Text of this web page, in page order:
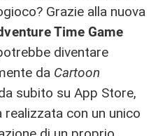
Grazie alla nuova
Time Game
diventare
da Cartoon
subito su App Store,
realizzata con un unico